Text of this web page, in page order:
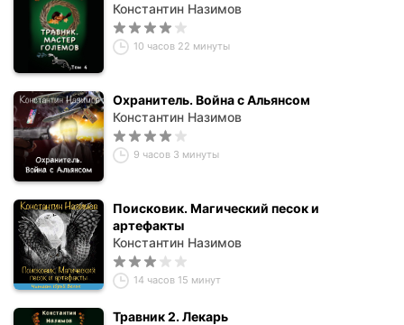
Константин Назимов
10 часов 22 минуты
Охранитель. Война с Альянсом
Константин Назимов
9 часов 3 минуты
Поисковик. Магический песок и
артефакты
Константин Назимов
14 часов 15 минут
Травник 2. Лекарь